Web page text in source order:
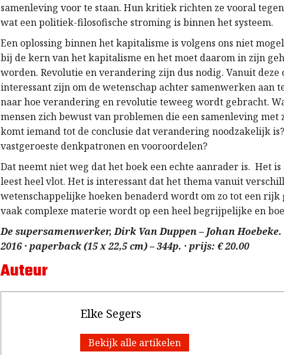
samenleving voor te staan. Hun kritiek richten ze vooral
wat een politiek-filosofische stroming is binnen het systeem.
Een oplossing binnen het kapitalisme is volgens ons niet
bij de kern van het kapitalisme en het moet daarom in zijn
worden. Revolutie en verandering zijn dus nodig. Vanuit deze
interessant zijn om de wetenschap achter samenwerken aan
naar hoe verandering en revolutie teweeg wordt gebracht.
mensen zich bewust van problemen die een samenleving met
komt iemand tot de conclusie dat verandering noodzakelijk
vastgeroeste denkpatronen en vooroordelen?
Dat neemt niet weg dat het boek een echte aanrader is. Het
leest heel vlot. Het is interessant dat het thema vanuit
wetenschappelijke hoeken benaderd wordt om zo tot een rijk
vaak complexe materie wordt op een heel begrijpelijke en
De supersamenwerker, Dirk Van Duppen – Johan Hoebeke.
2016 · paperback (15 x 22,5 cm) – 344p. · prijs: € 20.00
Auteur
Elke Segers
Bekijk alle artikelen